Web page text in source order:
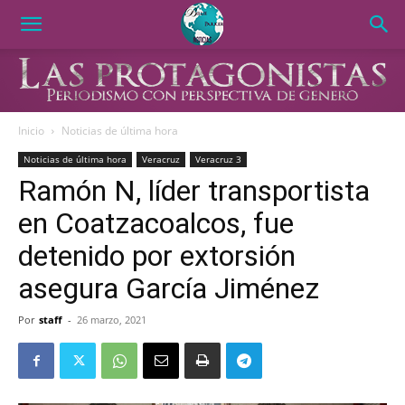
Inicio Noticias de última hora
Noticias de última hora Veracruz Veracruz 3
Ramón N, líder transportista
en Coatzacoalcos, fue
detenido por extorsión
asegura García Jiménez
Por staff - 26 marzo, 2021